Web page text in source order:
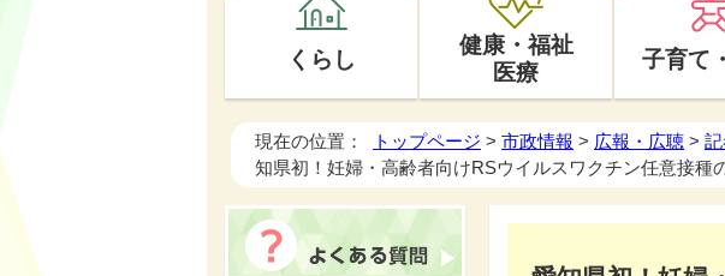
くらし
健康・福祉
医療
子育て
現在の位置： トップページ > 市政情報 > 広報・広聴 >
知県初！妊婦・高齢者向けRSウイルスワクチン任意接種